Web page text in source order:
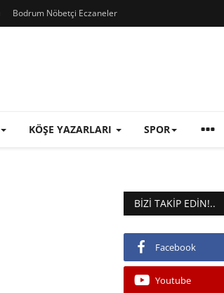
Bodrum Nöbetçi Eczaneler
KÖŞE YAZARLARI SPOR
BIZI TAKIP EDIN!..
Facebook
Youtube